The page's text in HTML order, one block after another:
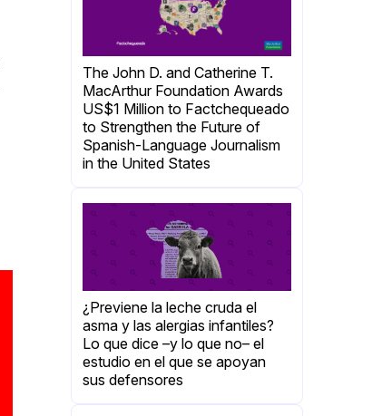
The John D. and Catherine T.
MacArthur Foundation Awards
US$1 Million to Factchequeado
to Strengthen the Future of
Spanish-Language Journalism
in the United States
¿Previene la leche cruda el
asma y las alergias infantiles?
Lo que dice –y lo que no– el
estudio en el que se apoyan
sus defensores